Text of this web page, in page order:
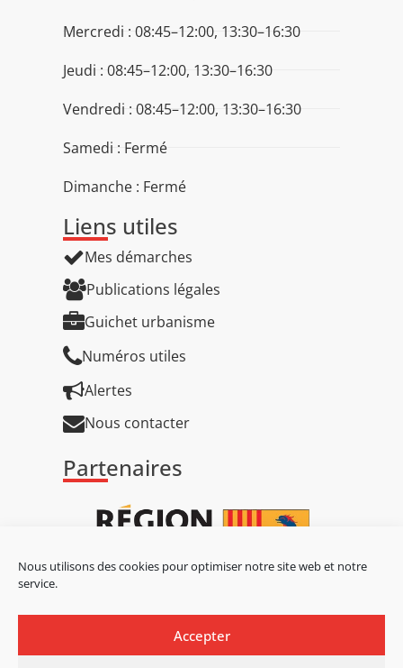
Nous utilisons des cookies pour optimiser notre site web et notre
service.
Accepter
Mercredi : 08:45–12:00, 13:30–16:30
Jeudi : 08:45–12:00, 13:30–16:30
Vendredi : 08:45–12:00, 13:30–16:30
Samedi : Fermé
Dimanche : Fermé
Liens utiles
Mes démarches
Publications légales
Guichet urbanisme
Numéros utiles
Alertes
Nous contacter
Partenaires